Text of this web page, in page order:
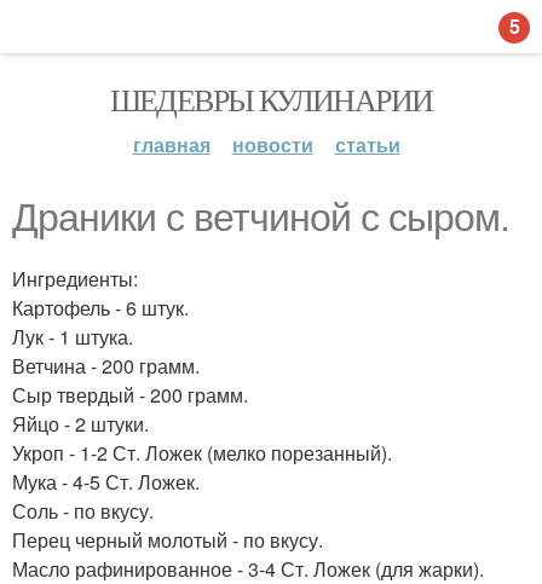
ШЕДЕВРЫ КУЛИНАРИИ
главная новости статьи
Драники с ветчиной с сыром.
Ингредиенты:
Картофель - 6 штук.
Лук - 1 штука.
Ветчина - 200 грамм.
Сыр твердый - 200 грамм.
Яйцо - 2 штуки.
Укроп - 1-2 Ст. Ложек (мелко порезанный).
Мука - 4-5 Ст. Ложек.
Соль - по вкусу.
Перец черный молотый - по вкусу.
Масло рафинированное - 3-4 Ст. Ложек (для жарки).
5